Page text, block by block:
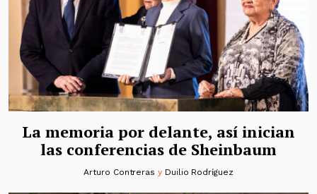
La memoria por delante, así inician
las conferencias de Sheinbaum
Arturo Contreras y Duilio Rodríguez